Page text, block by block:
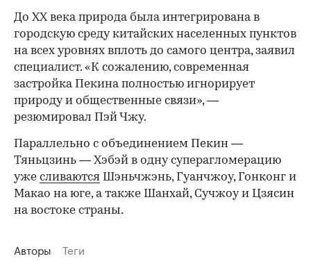
До XX века природа была интегрирована в
городскую среду китайских населенных пунктов
на всех уровнях вплоть до самого центра, заявил
специалист. «К сожалению, современная
застройка Пекина полностью игнорирует
природу и общественные связи», —
резюмировал Пэй Чжу.
Параллельно с объединением Пекин —
Тяньцзинь — Хэбэй в одну суперагломерацию
уже сливаются Шэньчжэнь, Гуанчжоу, Гонконг и
Макао на юге, а также Шанхай, Сучжоу и Цзясин
на востоке страны.
Авторы Теги